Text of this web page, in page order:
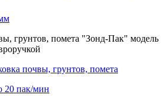
грунтов, помета "Зонд-Пак" модель
20 пак/мин